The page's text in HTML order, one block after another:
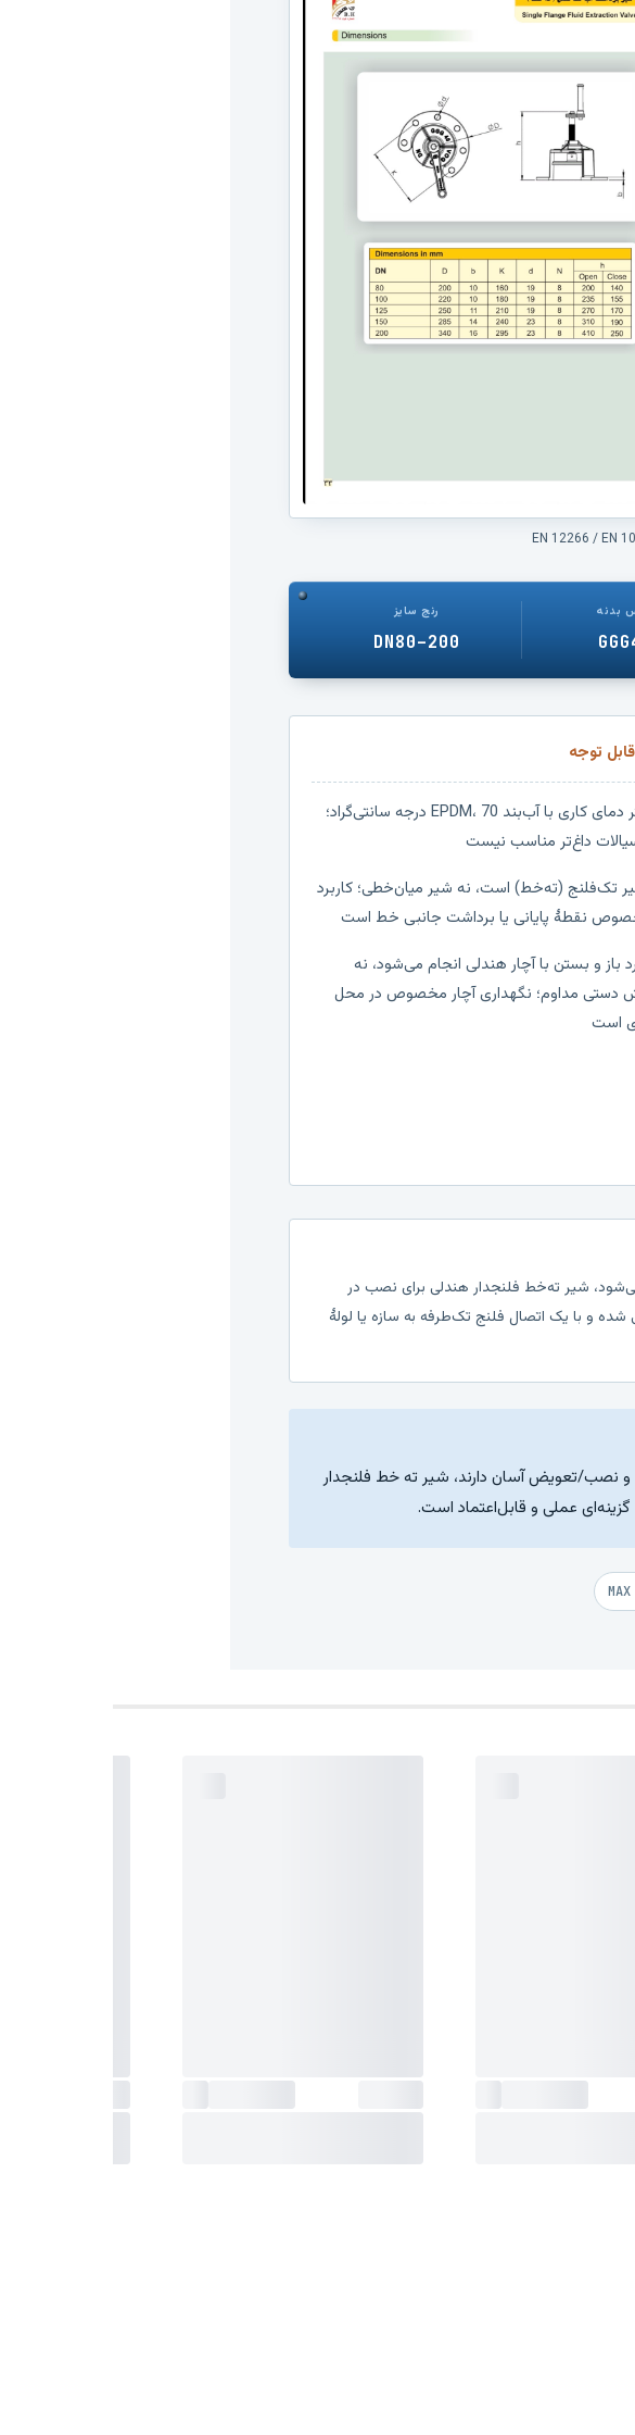
با هندل به‌صورت
و کنترل ساده و سریع
نصب، جداسازی و
را در خطوط لوله فراهم
و قطعات داخلی شیر
فشار مجاز باید بر اساس
فشاری و مشخصات فنی
بدنه رنج سایز
DN80–200
توجه
حداکثر دمای کاری با آب‌بند EPDM، 70 درجه سانتی‌گراد؛
داغ‌تر مناسب نیست
تک‌فلنج (ته‌خط) است، نه شیر میان‌خطی؛ کاربرد
نقطهٔ پایانی یا برداشت جانبی خط است
باز و بستن با آچار هندلی انجام می‌شود، نه
مداوم؛ نگهداری آچار مخصوص در محل
است
شیر ته‌خط فلنجدار هندلی برای نصب در
و با یک اتصال فلنج تک‌طرفه به سازه یا لولهٔ
و نصب/تعویض آسان دارند، شیر ته خط فلنجدار
عملی و قابل‌اعتماد است.